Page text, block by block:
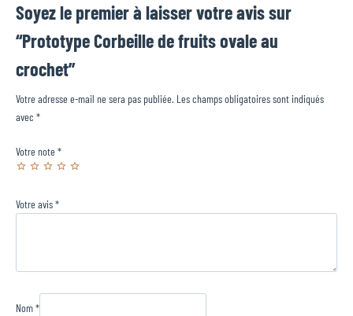
Soyez le premier à laisser votre avis sur
“Prototype Corbeille de fruits ovale au
crochet”
Votre adresse e-mail ne sera pas publiée. Les champs obligatoires sont indiqués
avec *
Votre note *
Votre avis*
Nom*